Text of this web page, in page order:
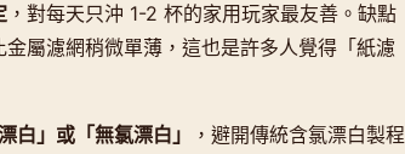
，對每天只沖 1-2 杯的家用玩家最友善。缺點
金屬濾網稍微單薄，這也是許多人覺得「紙濾
白」或「無氯漂白」
，避開傳統含氯漂白製程